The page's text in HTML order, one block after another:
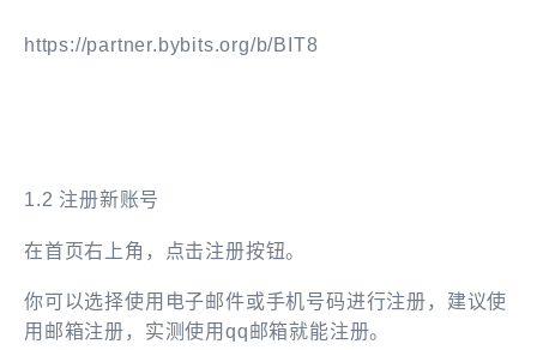
https://partner.bybits.org/b/BIT8
1.2 注册新账号
在首页右上角，点击注册按钮。
你可以选择使用电子邮件或手机号码进行注册 ，建议使
用邮箱注册，实测使用qq邮箱就能注册。